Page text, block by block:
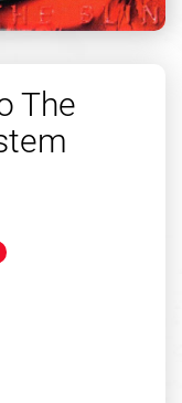
The